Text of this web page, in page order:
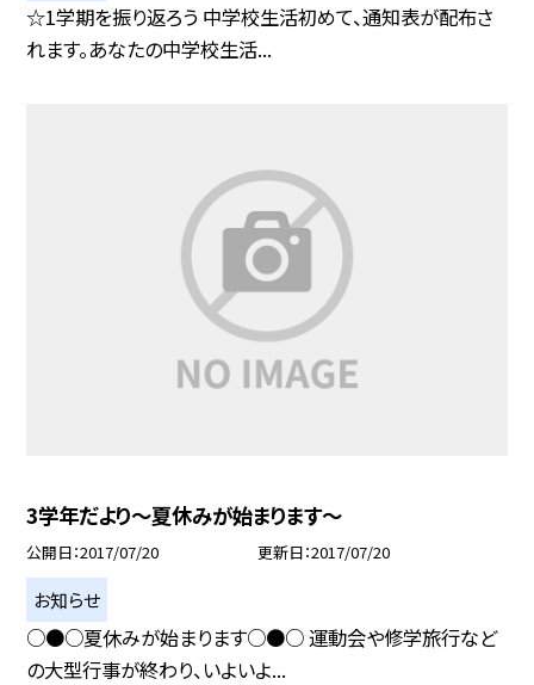
☆1学期を振り返ろう 中学校生活初めて、通知表が配布さ
れます。あなたの中学校生活...
3学年だより〜夏休みが始まります〜
公開日 2017/07/20 更新日 2017/07/20
お知らせ
○●○夏休みが始まります○●○ 運動会や修学旅行など
の大型行事が終わり、いよいよ...